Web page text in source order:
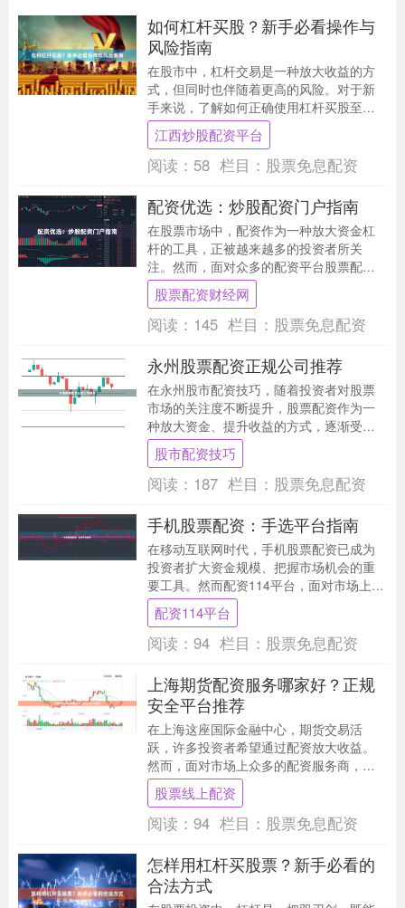
如何杠杆买股？新手必看操作与
风险指南
在股市中，杠杆交易是一种放大收益的方
式，但同时也伴随着更高的风险。对于新
手来说，了解如何正确使用杠杆买股至关
重要。本文将为您详细解析杠杆买股的操
作方法、注意事项....
江西炒股配资平台
阅读： 58 栏目： 股票免息配资
配资优选：炒股配资门户指南
在股票市场中，配资作为一种放大资金杠
杆的工具，正被越来越多的投资者所关
注。然而，面对众多的配资平台股票配资
财经网，如何选择一家安全、合规、透明
的配资门户，成为投....
股票配资财经网
阅读： 145 栏目： 股票免息配资
永州股票配资正规公司推荐
在永州股市配资技巧，随着投资者对股票
市场的关注度不断提升，股票配资作为一
种放大资金、提升收益的方式，逐渐受到
部分投资者的青睐。然而，市场上配资公
司良莠不齐，选择....
股市配资技巧
阅读： 187 栏目： 股票免息配资
手机股票配资：手选平台指南
在移动互联网时代，手机股票配资已成为
投资者扩大资金规模、把握市场机会的重
要工具。然而配资114平台，面对市场上琳
琅满目的配资平台，如何选择安全可靠的
平台成为关键....
配资114平台
阅读： 94 栏目： 股票免息配资
上海期货配资服务哪家好？正规
安全平台推荐
在上海这座国际金融中心，期货交易活
跃，许多投资者希望通过配资放大收益。
然而，面对市场上众多的配资服务商，如
何选择一家正规、安全的平台成为关键。
本文将为您提供选择....
股票线上配资
阅读： 94 栏目： 股票免息配资
怎样用杠杆买股票？新手必看的
合法方式